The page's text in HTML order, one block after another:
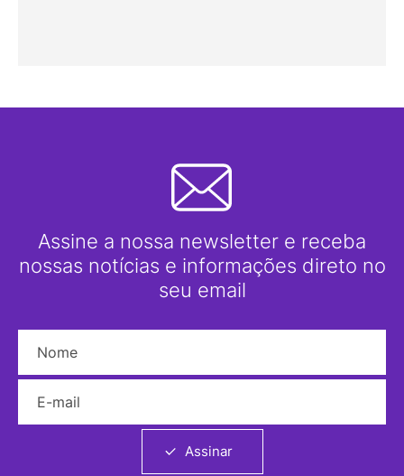
Assine a nossa newsletter e receba
nossas notícias e informações direto no
seu email
Assinar